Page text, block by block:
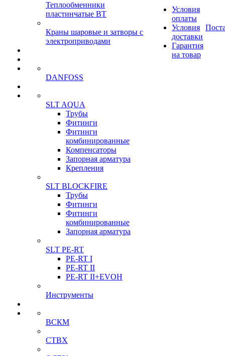
Теплообменники
пластинчатые ВТ
Краны шаровые и затворы с
электроприводами
DANFOSS
SLT AQUA
Трубы
Фитинги
Фитинги
комбинированные
Компенсаторы
Запорная арматура
Крепления
SLT BLOCKFIRE
Трубы
Фитинги
Фитинги
комбинированные
Запорная арматура
SLT PE-RT
PE-RT I
PE-RT II
PE-RT II+EVOH
Инструменты
ВСКМ
СТВХ
Условия
оплаты
Условия
доставки
Гарантия
на товар